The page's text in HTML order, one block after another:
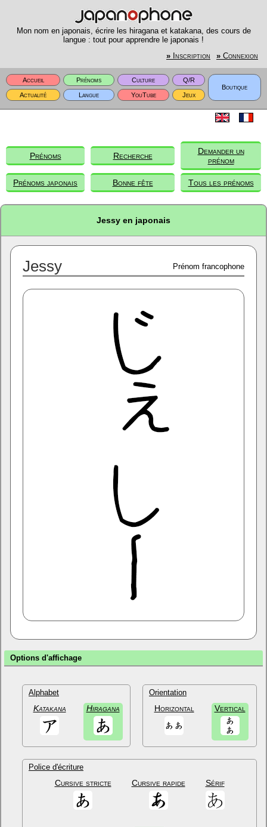
Mon nom en japonais, écrire les hiragana et katakana, des cours de
langue : tout pour apprendre le japonais !
» Inscription » Connexion
Accueil Prénoms Culture
Q/R
Boutique
Actualité
Langue YouTube Jeux
Prénoms Recherche
Demander un
prénom
Prénoms japonais Bonne fête Tous les prénoms
Jessy en japonais
Jessy Prénom francophone
Options d'affichage
Alphabet
Katakana Hiragana
Orientation
Horizontal Vertical
Police d'écriture
Cursive stricte Cursive rapide Sérif